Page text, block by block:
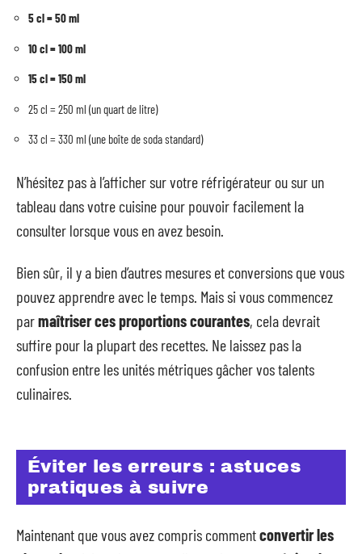
5 cl = 50 ml
10 cl = 100 ml
15 cl = 150 ml
25 cl = 250 ml (un quart de litre)
33 cl = 330 ml (une boîte de soda standard)
N’hésitez pas à l’afficher sur votre réfrigérateur ou sur un
tableau dans votre cuisine pour pouvoir facilement la
consulter lorsque vous en avez besoin.
Bien sûr, il y a bien d’autres mesures et conversions que vous
pouvez apprendre avec le temps. Mais si vous commencez
parmaîtriser ces proportions courantes, cela devrait
suffire pour la plupart des recettes. Ne laissez pas la
confusion entre les unités métriques gâcher vos talents
culinaires.
Éviter les erreurs : astuces
pratiques à suivre
Maintenant que vous avez compris commentconvertir les